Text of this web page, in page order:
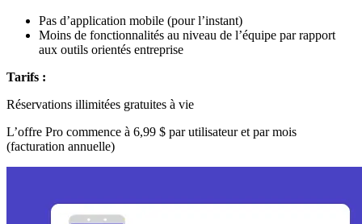
Pas d’application mobile (pour l’instant)
Moins de fonctionnalités au niveau de l’équipe par rapport
aux outils orientés entreprise
Tarifs :
Réservations illimitées gratuites à vie
L’offre Pro commence à 6,99 $ par utilisateur et par mois
(facturation annuelle)